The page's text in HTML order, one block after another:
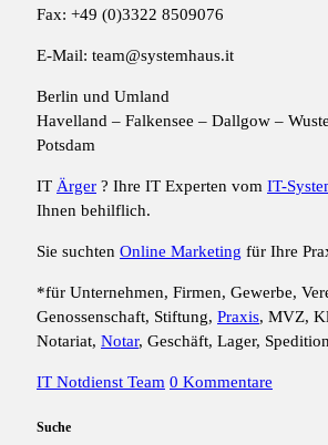
Fax: +49 (0)3322 8509076
E-Mail: team@systemhaus.it
Berlin und Umland
Havelland – Falkensee – Dallgow –
Potsdam
IT Ärger ? Ihre IT Experten vom IT-
Ihnen behilflich.
Sie suchten Online Marketing für Ihre
*für Unternehmen, Firmen, Gewerbe,
Genossenschaft, Stiftung, Praxis, MVZ,
Notariat, Notar, Geschäft, Lager,
IT Notdienst Team 0 Kommentare
Suche